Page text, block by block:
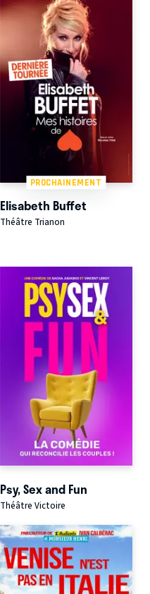
PROCHAINEMENT
Elisabeth Buffet
Théâtre Trianon
Psy, Sex and Fun
Théâtre Victoire